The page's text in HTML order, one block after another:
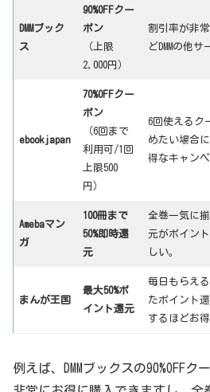
DMMブック
ス
90%OFFクー
ポン
（上限
2,000円）
割引率が非
どDMMの他
ebookjapan
70%OFFクー
ポン
（6回まで
利用可/1回
上限500
円）
6回使えるク
めたい場合
得なキャン
Amebaマン
ガ
100冊まで
50%即時還
元
全巻一気に
元がポイン
しい。
まんが王国
最大50%ポ
イント還元
毎日もらえ
たポイント
するほどお得
例えば、DMMブックスの90%OFF